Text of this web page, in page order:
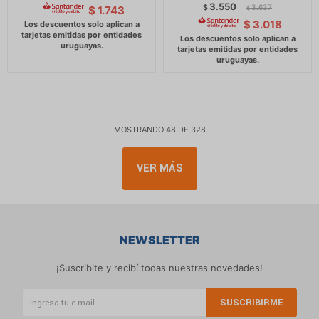
$ 1.743 $ 3.550 $ 3.637
$ 3.018
MOSTRANDO 48 DE 328
VER MÁS
NEWSLETTER
¡Suscribite y recibí todas nuestras novedades!
SUSCRIBIRME